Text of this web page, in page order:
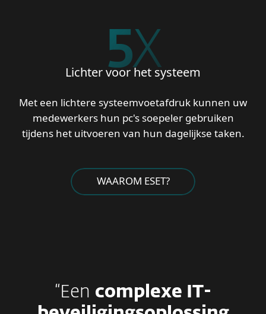
5X
Lichter voor het systeem
Met een lichtere systeemvoetafdruk kunnen uw
medewerkers hun pc's soepeler gebruiken
tijdens het uitvoeren van hun dagelijkse taken.
WAAROM ESET?
“Een complexe IT-